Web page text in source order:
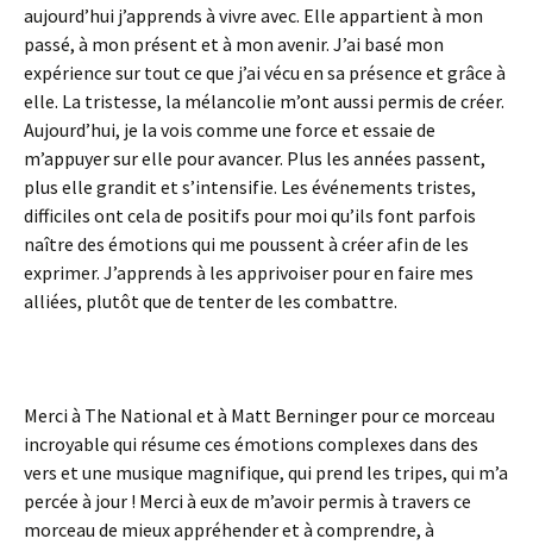
aujourd’hui j’apprends à vivre avec. Elle appartient à mon
passé, à mon présent et à mon avenir. J’ai basé mon
expérience sur tout ce que j’ai vécu en sa présence et grâce à
elle. La tristesse, la mélancolie m’ont aussi permis de créer.
Aujourd’hui, je la vois comme une force et essaie de
m’appuyer sur elle pour avancer. Plus les années passent,
plus elle grandit et s’intensifie. Les événements tristes,
difficiles ont cela de positifs pour moi qu’ils font parfois
naître des émotions qui me poussent à créer afin de les
exprimer. J’apprends à les apprivoiser pour en faire mes
alliées, plutôt que de tenter de les combattre.
Merci à The National et à Matt Berninger pour ce morceau
incroyable qui résume ces émotions complexes dans des
vers et une musique magnifique, qui prend les tripes, qui m’a
percée à jour ! Merci à eux de m’avoir permis à travers ce
morceau de mieux appréhender et à comprendre, à